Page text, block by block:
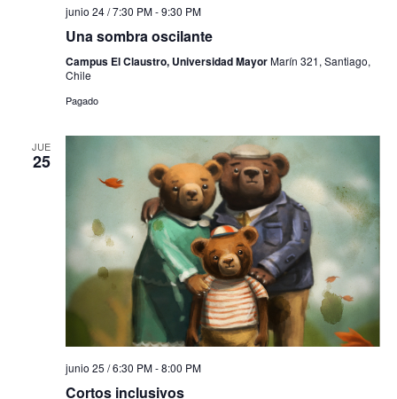
junio 24 / 7:30 PM-9:30 PM
Una sombra oscilante
Campus El Claustro, Universidad MayorMarín 321, Santiago,
Chile
Pagado
JUE
25
junio 25 / 6:30 PM-8:00 PM
Cortos inclusivos